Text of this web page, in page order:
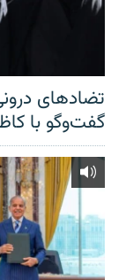
تضادهای
گفت‌‌وگو با